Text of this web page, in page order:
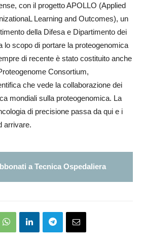
con il progetto APOLLO (Applied
Learning and Outcomes), un
della Difesa e Dipartimento dei
lo scopo di portare la proteogenomica
di recente è stato costituito anche
Consortium,
che vede la collaborazione dei
mondiali sulla proteogenomica. La
di precisione passa da qui e i
arrivare.
a Tecnica Ospedaliera